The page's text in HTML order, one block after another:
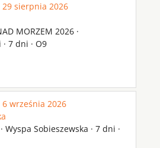
sierpnia 2026
MORZEM 2026 ·
7 dni · O9
września 2026
Wyspa Sobieszewska · 7 dni ·